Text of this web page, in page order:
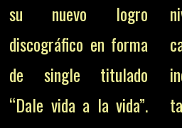
su nuevo logro
discográfico en forma
de single titulado
“Dale vida a la vida”.